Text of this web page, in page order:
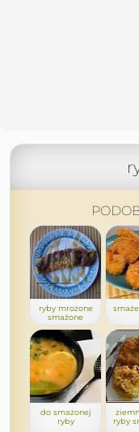
ryby mrożone
smażone
do smażonej
ryby
ryby